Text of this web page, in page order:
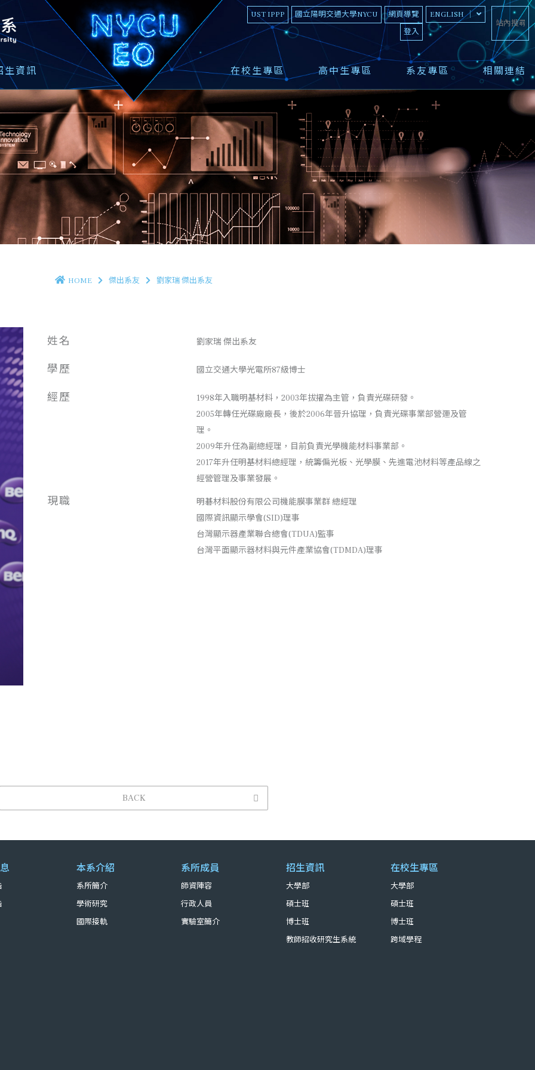
UST IPPP 國立陽明交通大學NYCU
網頁導覽
登入
ENGLISH
生資訊
國立陽明交通大學光電工程學系
在校生專區 高中生專區 系友專區 相關連結
HOME 傑出系友 劉家瑞 傑出系友
姓名 劉家瑞 傑出系友
學歷 國立交通大學光電所87級博士
經歷
1998年入職明基材料，2003年拔擢為主管，負責光碟研發。
2005年轉任光碟廠廠長，後於2006年晉升協理，負責光碟事業部營運及管
理。
2009年升任為副總經理，目前負責光學機能材料事業部。
2017年升任明基材料總經理，統籌偏光板、光學膜、先進電池材料等產品線之
經營管理及事業發展。
現職
明碁材料股份有限公司機能膜事業群 總經理
國際資訊顯示學會(SID)理事
台灣顯示器產業聯合總會(TDUA)監事
台灣平面顯示器材料與元件產業協會(TDMDA)理事
BACK
本系介紹
系所簡介
學術研究
國際接軌
系所成員
師資陣容
行政人員
實驗室簡介
招生資訊
大學部
碩士班
博士班
教師招收研究生系統
在校生專區
大學部
碩士班
博士班
跨域學程